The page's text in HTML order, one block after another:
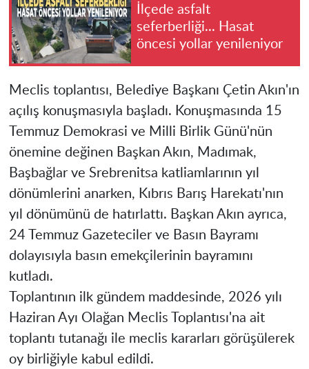
İlçede asfalt
seferberliği... Hasat
öncesi yollar yenileniyor
Meclis toplantısı, Belediye Başkanı Çetin Akın'ın
açılış konuşmasıyla başladı. Konuşmasında 15
Temmuz Demokrasi ve Milli Birlik Günü'nün
önemine değinen Başkan Akın, Madımak,
Başbağlar ve Srebrenitsa katliamlarının yıl
dönümlerini anarken, Kıbrıs Barış Harekatı'nın
yıl dönümünü de hatırlattı. Başkan Akın ayrıca,
24 Temmuz Gazeteciler ve Basın Bayramı
dolayısıyla basın emekçilerinin bayramını
kutladı.
Toplantının ilk gündem maddesinde, 2026 yılı
Haziran Ayı Olağan Meclis Toplantısı'na ait
toplantı tutanağı ile meclis kararları görüşülerek
oy birliğiyle kabul edildi.